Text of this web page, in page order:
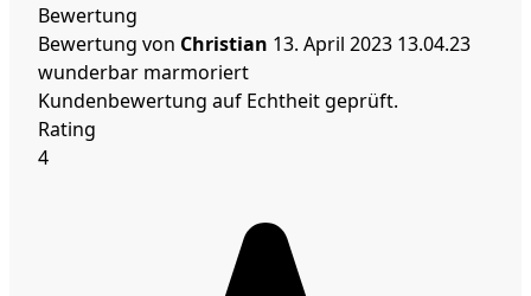
Bewertung
Bewertung von Christian 13. April 2023 13.04.23
wunderbar marmoriert
Kundenbewertung auf Echtheit geprüft.
Rating
4